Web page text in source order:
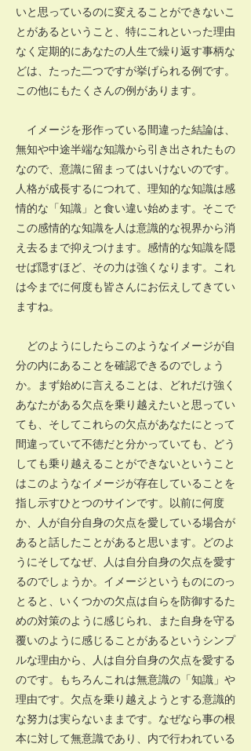
いと思っているのに変えることができないこ
とがあるということ、特にこれといった理由
なく定期的にあなたの人生で繰り返す事柄な
どは、たった二つですが挙げられる例です。
この他にもたくさんの例があります。
イメージを形作っている間違った結論は、
無知や中途半端な知識から引き出されたもの
なので、意識に留まってはいけないのです。
人格が成長するにつれて、理知的な知識は感
情的な「知識」と食い違い始めます。そこで
この感情的な知識を人は意識的な視界から消
え去るまで抑えつけます。感情的な知識を隠
せば隠すほど、その力は強くなります。これ
は今までに何度も皆さんにお伝えしてきてい
ますね。
どのようにしたらこのようなイメージが自
分の内にあることを確認できるのでしょう
か。まず始めに言えることは、どれだけ強く
あなたがある欠点を乗り越えたいと思ってい
ても、そしてこれらの欠点があなたにとって
間違っていて不徳だと分かっていても、どう
しても乗り越えることができないということ
はこのようなイメージが存在していることを
指し示すひとつのサインです。以前に何度
か、人が自分自身の欠点を愛している場合が
あると話したことがあると思います。どのよ
うにそしてなぜ、人は自分自身の欠点を愛す
るのでしょうか。イメージというものにのっ
とると、いくつかの欠点は自らを防御するた
めの対策のように感じられ、また自身を守る
覆いのように感じることがあるというシンプ
ルな理由から、人は自分自身の欠点を愛する
のです。もちろんこれは無意識の「知識」や
理由です。欠点を乗り越えようとする意識的
な努力は実らないままです。なぜなら事の根
本に対して無意識であり、内で行われている